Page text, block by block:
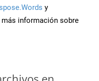
y
más información sobre